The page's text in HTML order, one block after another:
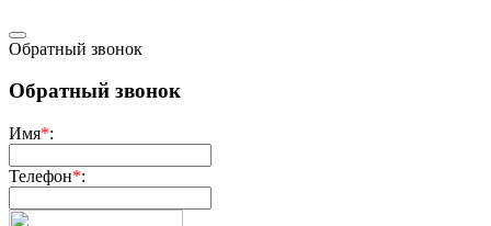
Обратный звонок
Обратный звонок
Имя*:
Телефон*: